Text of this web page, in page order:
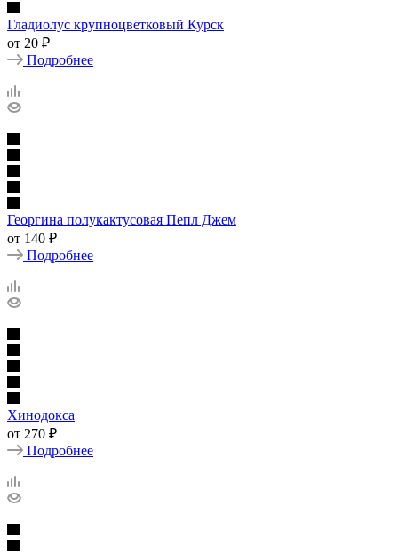
Гладиолус крупноцветковый Курск
от 20 ₽
Подробнее
Георгина полукактусовая Пепл Джем
от 140 ₽
Подробнее
Хинодокса
от 270 ₽
Подробнее